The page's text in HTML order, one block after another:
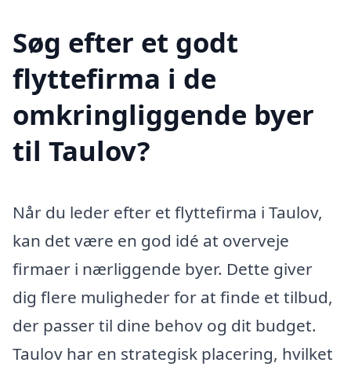
Søg efter et godt
flyttefirma i de
omkringliggende byer
til Taulov?
Når du leder efter et flyttefirma i Taulov,
kan det være en god idé at overveje
firmaer i nærliggende byer. Dette giver
dig flere muligheder for at finde et tilbud,
der passer til dine behov og dit budget.
Taulov har en strategisk placering, hvilket